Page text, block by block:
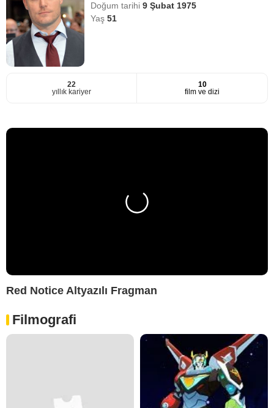
Doğum tarihi9 Şubat 1975
Yaş51
22
yıllık kariyer
10
film ve dizi
Red Notice Altyazılı Fragman
Filmografi